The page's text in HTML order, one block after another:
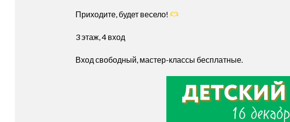
Приходите, будет весело!
3 этаж, 4 вход
Вход свободный, мастер-классы бесплатные.